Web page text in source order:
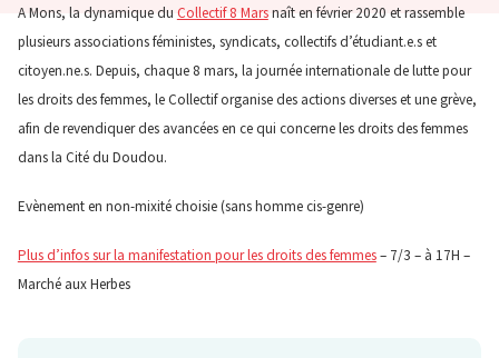
A Mons, la dynamique du Collectif 8 Marsnaît en février 2020 et rassemble
plusieurs associations féministes, syndicats, collectifs d’étudiant.e.s et
citoyen.ne.s. Depuis, chaque 8 mars, la journée internationale de lutte pour
les droits des femmes, le Collectif organise des actions diverses et une grève,
afin de revendiquer des avancées en ce qui concerne les droits des femmes
dans la Cité du Doudou.
Evènement en non-mixité choisie (sans homme cis-genre)
Plus d’infos sur la manifestation pour les droits des femmes– 7/3 – à 17H –
Marché aux Herbes